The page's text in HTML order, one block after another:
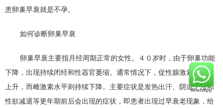
患卵巢早衰就是不孕。
如何诊断卵巢早衰
卵巢早衰主要指月经周期正常的女性。４０岁时，由于卵巢功能
下降，出现持续闭经和性器官萎缩。通常情况下，促性腺激素水平在
上升，而雌激素水平则持续下降。主要症状是发热出汗、阴道干涩和
性欲减退等更年期前后会出现的症状，即患者出现过早衰老现象，给